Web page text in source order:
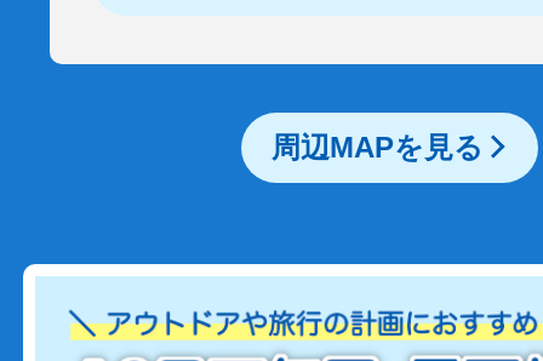
周辺MAPを見る